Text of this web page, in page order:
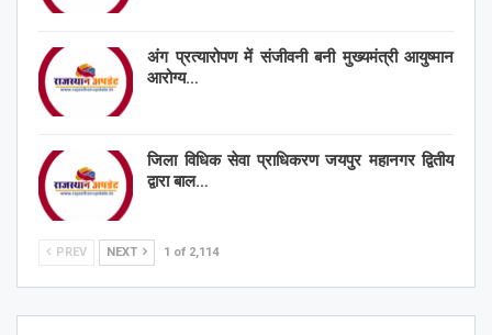
अंग प्रत्यारोपण में संजीवनी बनी मुख्यमंत्री आयुष्मान
आरोग्य…
जिला विधिक सेवा प्राधिकरण जयपुर महानगर द्वितीय
द्वारा बाल…
PREV NEXT 1 of 2,114